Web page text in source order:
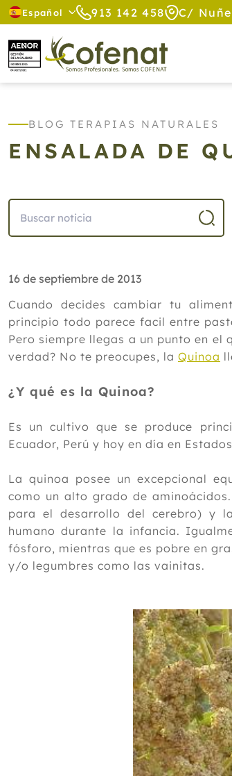
Español 913 142 458 C/
BLOG TERAPIAS NATURALES
ENSALADA DE
16 de septiembre de 2013
Cuando decides cambiar tu
principio todo parece facil entre
Pero siempre llegas a un punto en el
verdad? No te preocupes, la Quinoa
¿Y qué es la Quinoa?
Es un cultivo que se produce
Ecuador, Perú y hoy en día en
La quinoa posee un excepcional
como un alto grado de
para el desarrollo del cerebro) y
humano durante la infancia.
fósforo, mientras que es pobre en
y/o legumbres como las vainitas.